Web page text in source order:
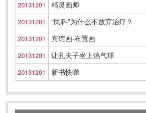
20131201 精灵画师
20131201 “民科”为什么不放弃治疗？
20131201 宾馆画·布置画
20131201 让孔夫子坐上热气球
20131201 新书快睇